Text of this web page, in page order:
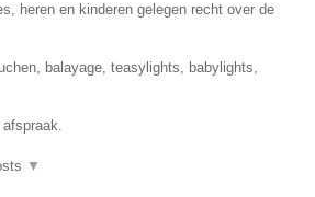
heren en kinderen gelegen recht over de
balayage, teasylights, babylights,
afspraak.
▼